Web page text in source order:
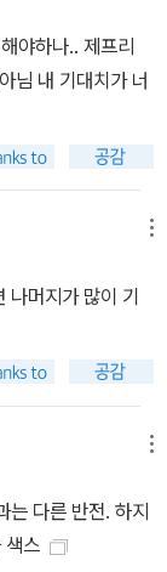
수 있겠다.
야하나.. 제프리
님 내 기대치가 너
나머지가 많이 기
는 다른 반전. 하지
색스